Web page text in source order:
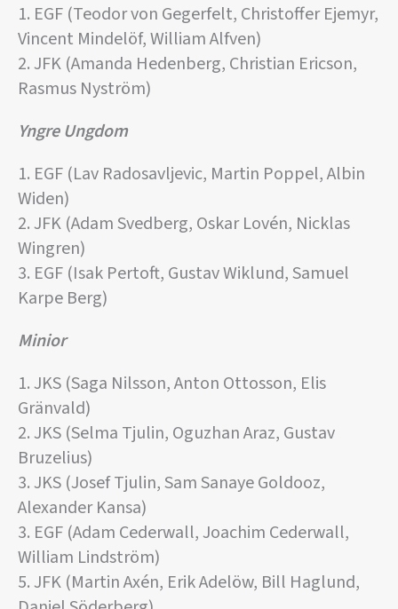
1. EGF (Teodor von Gegerfelt, Christoffer Ejemyr,
Vincent Mindelöf, William Alfven)
2. JFK (Amanda Hedenberg, Christian Ericson,
Rasmus Nyström)
Yngre Ungdom
1. EGF (Lav Radosavljevic, Martin Poppel, Albin
Widen)
2. JFK (Adam Svedberg, Oskar Lovén, Nicklas
Wingren)
3. EGF (Isak Pertoft, Gustav Wiklund, Samuel
Karpe Berg)
Minior
1. JKS (Saga Nilsson, Anton Ottosson, Elis
Gränvald)
2. JKS (Selma Tjulin, Oguzhan Araz, Gustav
Bruzelius)
3. JKS (Josef Tjulin, Sam Sanaye Goldooz,
Alexander Kansa)
3. EGF (Adam Cederwall, Joachim Cederwall,
William Lindström)
5. JFK (Martin Axén, Erik Adelöw, Bill Haglund,